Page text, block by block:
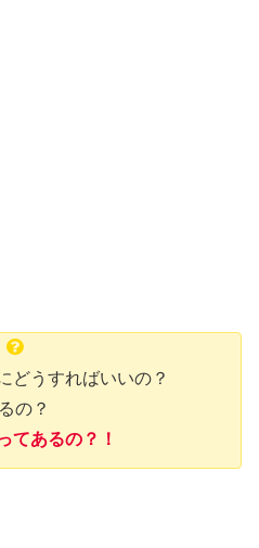
どうすればいいの？
の？
てあるの？！